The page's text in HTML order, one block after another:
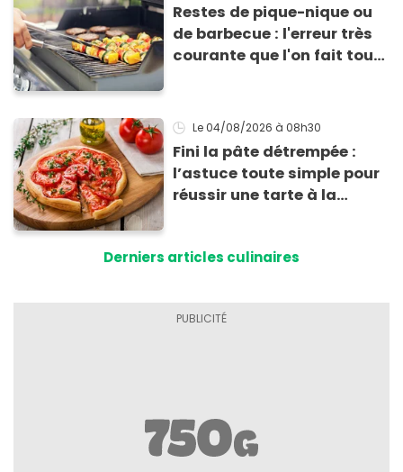
Restes de pique-nique ou
de barbecue : l'erreur très
courante que l'on fait tous
Le 04/08/2026 à 08h30
Fini la pâte détrempée :
l’astuce toute simple pour
réussir une tarte à la
Derniers articles culinaires